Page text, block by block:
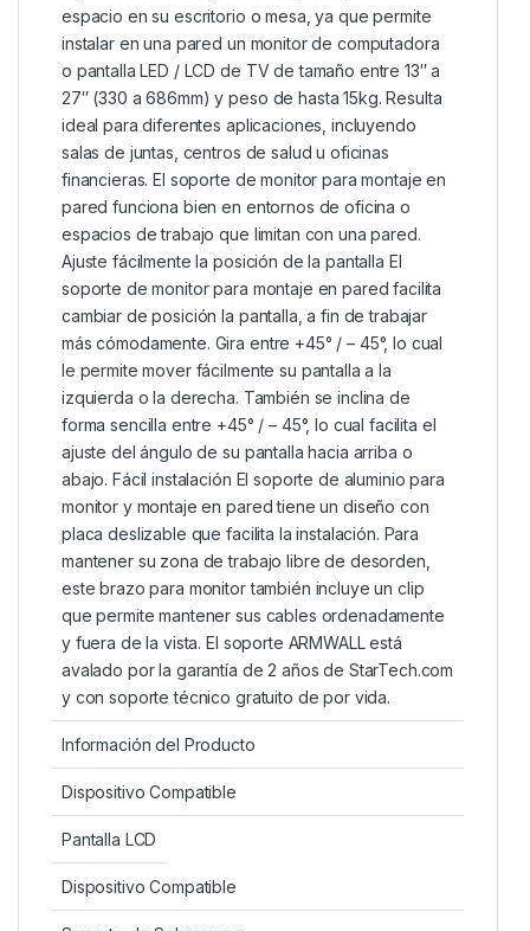
espacio en su escritorio o mesa, ya que permite
instalar en una pared un monitor de computadora
o pantalla LED / LCD de TV de tamaño entre 13″ a
27″ (330 a 686mm) y peso de hasta 15kg. Resulta
ideal para diferentes aplicaciones, incluyendo
salas de juntas, centros de salud u oficinas
financieras. El soporte de monitor para montaje en
pared funciona bien en entornos de oficina o
espacios de trabajo que limitan con una pared.
Ajuste fácilmente la posición de la pantalla El
soporte de monitor para montaje en pared facilita
cambiar de posición la pantalla, a fin de trabajar
más cómodamente. Gira entre +45° / – 45°, lo cual
le permite mover fácilmente su pantalla a la
izquierda o la derecha. También se inclina de
forma sencilla entre +45° / – 45°, lo cual facilita el
ajuste del ángulo de su pantalla hacia arriba o
abajo. Fácil instalación El soporte de aluminio para
monitor y montaje en pared tiene un diseño con
placa deslizable que facilita la instalación. Para
mantener su zona de trabajo libre de desorden,
este brazo para monitor también incluye un clip
que permite mantener sus cables ordenadamente
y fuera de la vista. El soporte ARMWALL está
avalado por la garantía de 2 años de StarTech.com
y con soporte técnico gratuito de por vida.
Información del Producto
Dispositivo Compatible
Pantalla LCD
Dispositivo Compatible